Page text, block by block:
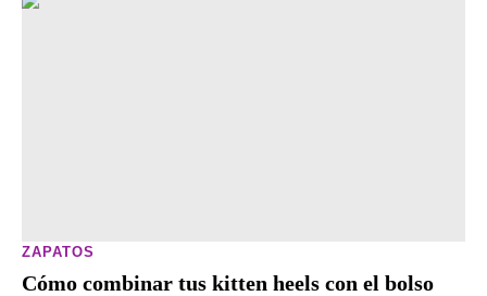
ZAPATOS
Cómo combinar tus kitten heels con el bolso